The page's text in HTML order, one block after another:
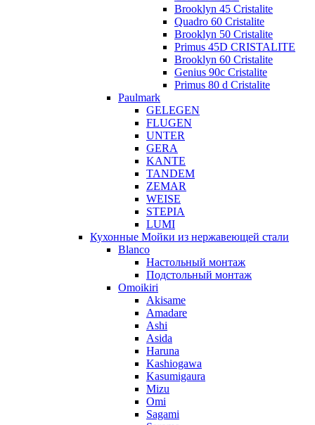
Brooklyn 45 Cristalite
Quadro 60 Cristalite
Brooklyn 50 Cristalite
Primus 45D CRISTALITE
Brooklyn 60 Cristalite
Genius 90c Cristalite
Primus 80 d Cristalite
Paulmark
GELEGEN
FLUGEN
UNTER
GERA
KANTE
TANDEM
ZEMAR
WEISE
STEPIA
LUMI
Кухонные Мойки из нержавеющей стали
Blanco
Настольный монтаж
Подстольный монтаж
Omoikiri
Akisame
Amadare
Ashi
Asida
Haruna
Kashiogawa
Kasumigaura
Mizu
Omi
Sagami